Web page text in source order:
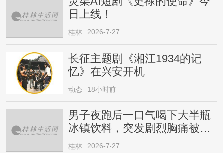
日上线！
桂林 2026-7-27
长征主题剧《湘江1934的记
忆》在兴安开机
动态 18小时前
男子夜跑后一口气喝下大半瓶
冰镇饮料，突发剧烈胸痛被送
医！医生提醒→
桂林 2026-7-27